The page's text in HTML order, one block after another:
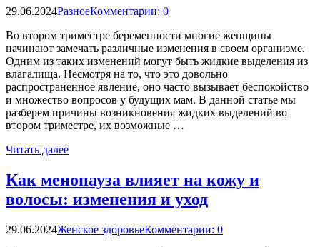
29.06.2024РазноеКомментарии: 0
Во втором триместре беременности многие женщины
начинают замечать различные изменения в своем организме.
Одним из таких изменений могут быть жидкие выделения из
влагалища. Несмотря на то, что это довольно
распространенное явление, оно часто вызывает беспокойство
и множество вопросов у будущих мам. В данной статье мы
разберем причины возникновения жидких выделений во
втором триместре, их возможные …
Читать далее
Как менопауза влияет на кожу и
волосы: изменения и уход
29.06.2024Женское здоровьеКомментарии: 0